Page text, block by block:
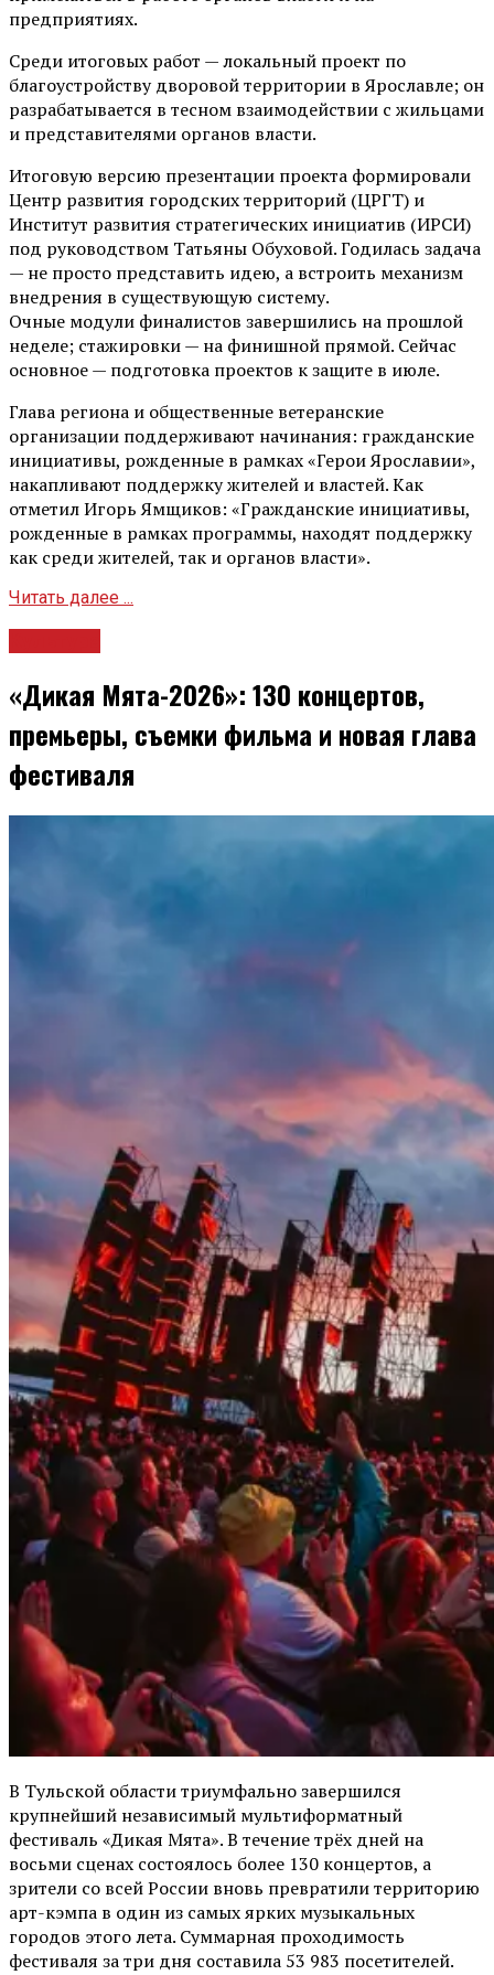
предприятиях.
Среди итоговых работ — локальный проект по
благоустройству дворовой территории в Ярославле; он
разрабатывается в тесном взаимодействии с жильцами
и представителями органов власти.
Итоговую версию презентации проекта формировали
Центр развития городских территорий (ЦРГТ) и
Институт развития стратегических инициатив (ИРСИ)
под руководством Татьяны Обуховой. Годилась задача
— не просто представить идею, а встроить механизм
внедрения в существующую систему.
Очные модули финалистов завершились на прошлой
неделе; стажировки — на финишной прямой. Сейчас
основное — подготовка проектов к защите в июле.
Глава региона и общественные ветеранские
организации поддерживают начинания: гражданские
инициативы, рожденные в рамках «Герои Ярославии»,
накапливают поддержку жителей и властей. Как
отметил Игорь Ямщиков: «Гражданские инициативы,
рожденные в рамках программы, находят поддержку
как среди жителей, так и органов власти».
Читать далее ...
«Дикая Мята-2026»: 130 концертов,
премьеры, съемки фильма и новая глава
фестиваля
В Тульской области триумфально завершился
крупнейший независимый мультиформатный
фестиваль «Дикая Мята». В течение трёх дней на
восьми сценах состоялось более 130 концертов, а
зрители со всей России вновь превратили территорию
арт-кэмпа в один из самых ярких музыкальных
городов этого лета. Суммарная проходимость
фестиваля за три дня составила 53 983 посетителей.